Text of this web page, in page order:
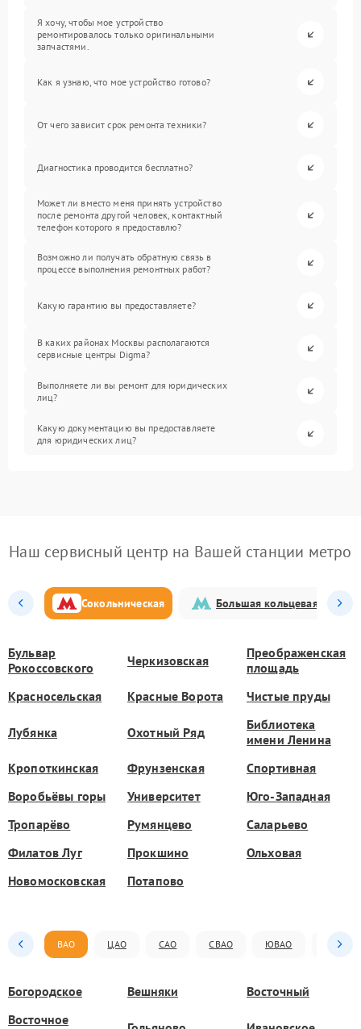
Я хочу, чтобы мое устройство
ремонтировалось только оригинальными
запчастями.
Как я узнаю, что мое устройство готово?
От чего зависит срок ремонта техники?
Диагностика проводится бесплатно?
Может ли вместо меня принять устройство
после ремонта другой человек, контактный
телефон которого я предоставлю?
Возможно ли получать обратную связь в
процессе выполнения ремонтных работ?
Какую гарантию вы предоставляете?
В каких районах Москвы располагаются
сервисные центры Digma?
Выполняете ли вы ремонт для юридических
лиц?
Какую документацию вы предоставляете
для юридических лиц?
Наш сервисный центр на Вашей станции метро
Сокольническая Большая кольцевая
Бульвар
Рокоссовского
Черкизовская
Преображенская
площадь
Красносельская
Красные Ворота Чистые пруды
Лубянка Охотный Ряд
Библиотека
имени Ленина
Кропоткинская
Фрунзенская
Спортивная
Воробьёвы горы
Университет
Юго-Западная
Тропарёво
Румянцево
Саларьево
Филатов Луг
Прокшино
Ольховая
Новомосковская
Потапово
ВАО ЦАО САО СВАО ЮВАО ЮАО
Богородское Вешняки
Восточный
Восточное